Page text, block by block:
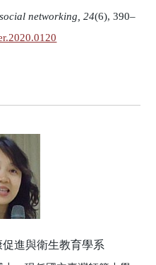
networking, 24(6), 390–
促進與衛生教育學系